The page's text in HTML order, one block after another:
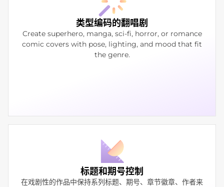
类型编码的翻唱剧
Create superhero, manga, sci-fi, horror, or romance
comic covers with pose, lighting, and mood that fit
the genre.
标题和期号控制
在戏剧性的作品中保持系列标题、期号、章节徽章、作者来